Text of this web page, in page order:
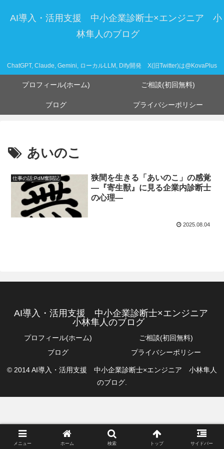
AI導入・活用支援 中小企業診断士×エンジニア 小
林隼人のブログ
ChatGPT, Claude, Gemini, ローカルLLM, Dify開発 X(旧Twitter)は@KovaPlus
プロフィール(ホーム) ご相談(初回無料)
ブログ プライバシーポリシー
あいのこ
仕事の話:PdM奮闘記
狭間を生きる「あいのこ」の感覚
―『寄生獣』に見る企業内診断士
の心理―
2025.08.04
AI導入・活用支援 中小企業診断士×エンジニア
小林隼人のブログ
プロフィール(ホーム)
ご相談(初回無料)
ブログ
プライバシーポリシー
© 2014 AI導入・活用支援 中小企業診断士×エンジニア 小林隼人
のブログ.
メニュー ホーム 検索 トップ サイドバー